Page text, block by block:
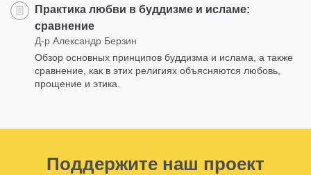
Практика любви в буддизме и исламе:
сравнение
Д-р Александр Берзин
Обзор основных принципов буддизма и ислама, а также
сравнение, как в этих религиях объясняются любовь,
прощение и этика.
Поддержите наш проект